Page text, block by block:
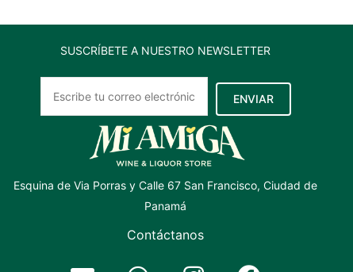
SUSCRÍBETE A NUESTRO NEWSLETTER
ENVIAR
Esquina de Via Porras y Calle 67 San Francisco, Ciudad de
Panamá
Contáctanos